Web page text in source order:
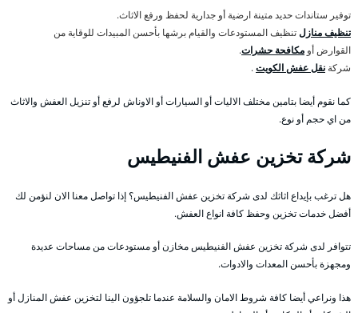
توفير ستاندات حديد متينة ارضية أو جدارية لحفظ ورفع الاثاث.
تنظيف منازلتنظيف المستودعات والقيام برشها بأحسن المبيدات للوقاية من
القوارض أو مكافحة حشرات.
شركة نقل عفش الكويت.
كما نقوم أيضا بتامين مختلف الاليات أو السيارات أو الاوناش لرفع أو تنزيل العفش والاثاث
من اي حجم أو نوع.
شركة تخزين عفش الفنيطيس
هل ترغب بإيداع اثاثك لدى شركة تخزين عفش الفنيطيس؟ إذا تواصل معنا الان لنؤمن لك
أفضل خدمات تخزين وحفظ كافة انواع العفش.
تتوافر لدى شركة تخزين عفش الفنيطيس مخازن أو مستودعات من مساحات عديدة
ومجهزة بأحسن المعدات والادوات.
هذا ونراعي أيضا كافة شروط الامان والسلامة عندما تلجؤون الينا لتخزين عفش المنازل أو